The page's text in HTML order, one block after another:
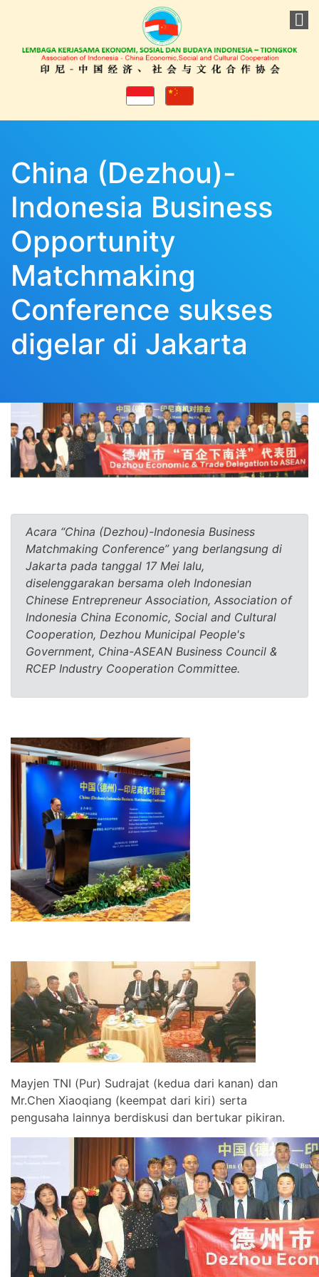
China (Dezhou)-
Indonesia Business
Opportunity
Matchmaking
Conference sukses
digelar di Jakarta
Acara “China (Dezhou)-Indonesia Business
Matchmaking Conference” yang berlangsung di
Jakarta pada tanggal 17 Mei lalu,
diselenggarakan bersama oleh Indonesian
Chinese Entrepreneur Association, Association of
Indonesia China Economic, Social and Cultural
Cooperation, Dezhou Municipal People's
Government, China-ASEAN Business Council &
RCEP Industry Cooperation Committee.
Mayjen TNI (Pur) Sudrajat (kedua dari kanan) dan
Mr.Chen Xiaoqiang (keempat dari kiri) serta
pengusaha lainnya berdiskusi dan bertukar pikiran.